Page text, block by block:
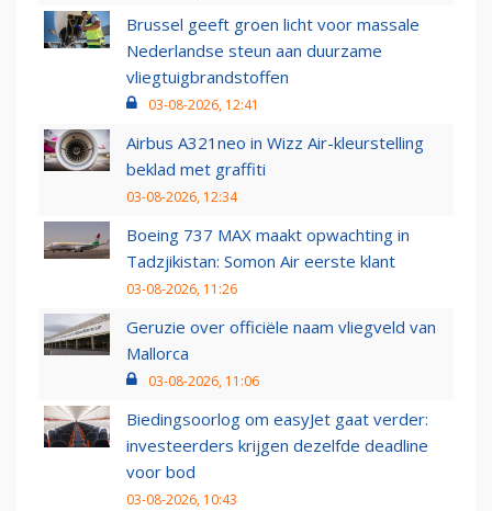
Brussel geeft groen licht voor massale
Nederlandse steun aan duurzame
vliegtuigbrandstoffen
03-08-2026, 12:41
Airbus A321neo in Wizz Air-kleurstelling
beklad met graffiti
03-08-2026, 12:34
Boeing 737 MAX maakt opwachting in
Tadzjikistan: Somon Air eerste klant
03-08-2026, 11:26
Geruzie over officiële naam vliegveld van
Mallorca
03-08-2026, 11:06
Biedingsoorlog om easyJet gaat verder:
investeerders krijgen dezelfde deadline
voor bod
03-08-2026, 10:43